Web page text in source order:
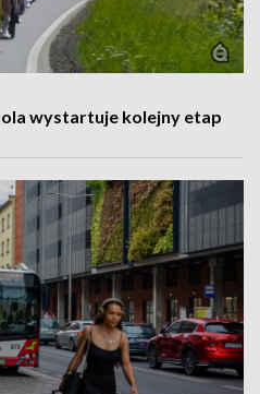
wystartuje kolejny etap